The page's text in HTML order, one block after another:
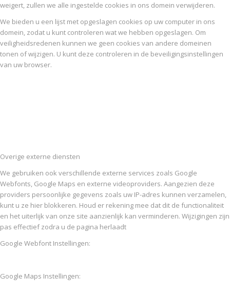
weigert, zullen we alle ingestelde cookies in ons domein verwijderen.
We bieden u een lijst met opgeslagen cookies op uw computer in ons
domein, zodat u kunt controleren wat we hebben opgeslagen. Om
veiligheidsredenen kunnen we geen cookies van andere domeinen
tonen of wijzigen. U kunt deze controleren in de beveiligingsinstellingen
van uw browser.
Overige externe diensten
We gebruiken ook verschillende externe services zoals Google
Webfonts, Google Maps en externe videoproviders. Aangezien deze
providers persoonlijke gegevens zoals uw IP-adres kunnen verzamelen,
kunt u ze hier blokkeren. Houd er rekening mee dat dit de functionaliteit
en het uiterlijk van onze site aanzienlijk kan verminderen. Wijzigingen zijn
pas effectief zodra u de pagina herlaadt
Google Webfont Instellingen:
Google Maps Instellingen: